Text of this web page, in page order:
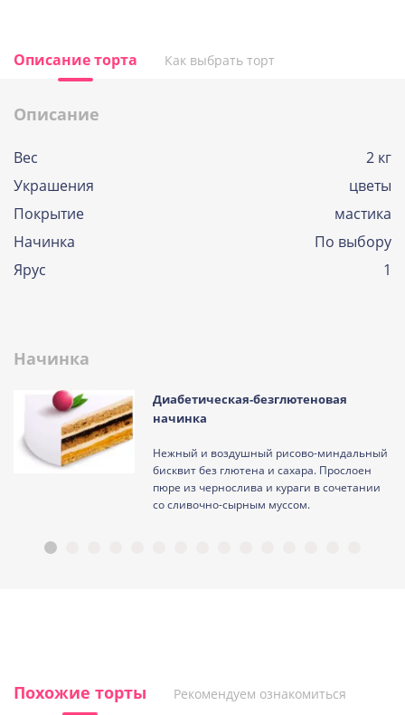
Описание торта Как выбрать торт
Описание
Вес
2 кг
Украшения
цветы
Покрытие
мастика
Начинка
По выбору
Ярус
1
Начинка
Диабетическая-безглютеновая
начинка
Нежный и воздушный рисово-миндальный
бисквит без глютена и сахара. Прослоен
пюре из чернослива и кураги в сочетании
со сливочно-сырным муссом.
Похожие торты Рекомендуем ознакомиться